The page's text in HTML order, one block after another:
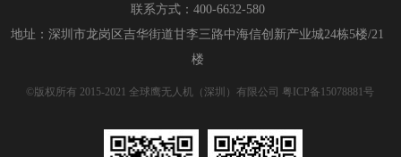
联系方式：400-6632-580
地址：深圳市龙岗区吉华街道甘李三路中海信创新产业城24栋5楼/21
楼
©版权所有 2015-2021 全球鹰无人机（深圳）有限公司粤ICP备15078881号